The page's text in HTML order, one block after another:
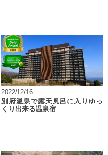
2022/12/16
別府温泉で露天風呂に入りゆっ
くり出来る温泉宿